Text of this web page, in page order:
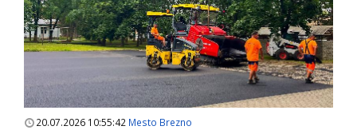
20.07.2026 10:55:42 Mesto Brezno